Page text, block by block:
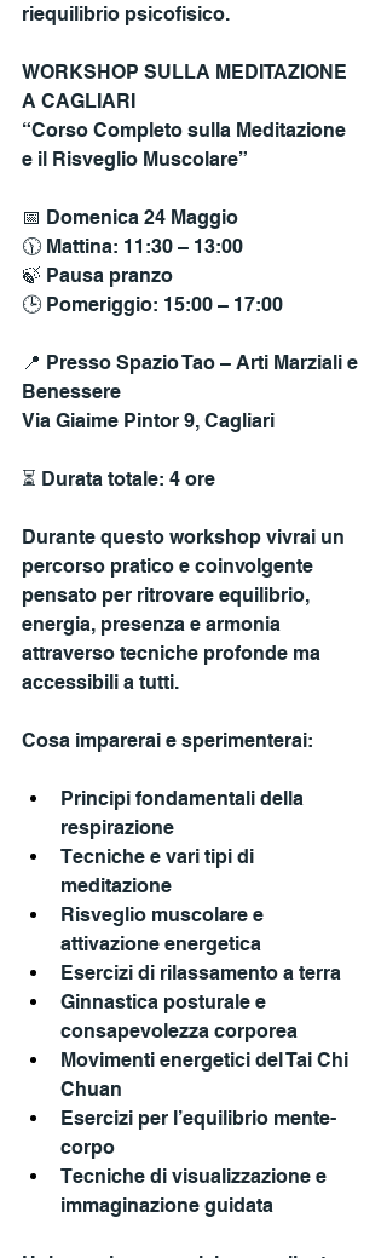
riequilibrio psicofisico.
WORKSHOP SULLA MEDITAZIONE
A CAGLIARI
“Corso Completo sulla Meditazione
e il Risveglio Muscolare”
📅 Domenica 24 Maggio
🕦 Mattina: 11:30 – 13:00
🍃 Pausa pranzo
🕒 Pomeriggio: 15:00 – 17:00
📍 Presso Spazio Tao – Arti Marziali e
Benessere
Via Giaime Pintor 9, Cagliari
⏳ Durata totale: 4 ore
Durante questo workshop vivrai un
percorso pratico e coinvolgente
pensato per ritrovare equilibrio,
energia, presenza e armonia
attraverso tecniche profonde ma
accessibili a tutti.
Cosa imparerai e sperimenterai:
Principi fondamentali della
respirazione
Tecniche e vari tipi di
meditazione
Risveglio muscolare e
attivazione energetica
Esercizi di rilassamento a terra
Ginnastica posturale e
consapevolezza corporea
Movimenti energetici del Tai Chi
Chuan
Esercizi per l’equilibrio mente-
corpo
Tecniche di visualizzazione e
immaginazione guidata